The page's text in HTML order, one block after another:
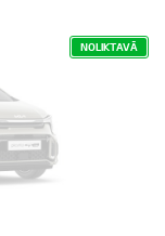
NOLIKTAVĀ